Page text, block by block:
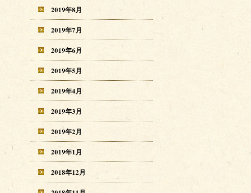
2019年8月
2019年7月
2019年6月
2019年5月
2019年4月
2019年3月
2019年2月
2019年1月
2018年12月